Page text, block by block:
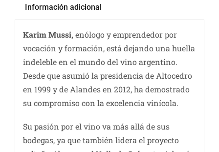
Información adicional
Karim Mussi, enólogo y emprendedor por
vocación y formación, está dejando una huella
indeleble en el mundo del vino argentino.
Desde que asumió la presidencia de Altocedro
en 1999 y de Alandes en 2012, ha demostrado
su compromiso con la excelencia vinícola.
Su pasión por el vino va más allá de sus
bodegas, ya que también lidera el proyecto